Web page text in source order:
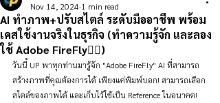
AI ทำภาพ+ปรับสไตล์ ระดับมืออาชีพ พร้อม
เคสใช้งานจริงในธุรกิจ (ทำความรู้จัก และลอง
ใช้ Adobe FireFly👇🏻)
Nov 14, 2024 1 min read
วันนี้ UP พาทุกท่านมารู้จัก "Adobe FireFly" AI ที่สามารถ
สร้างภาพที่คุณต้องการได้ เพียงแค่พิมพ์บอก! สามารถเลือก
สไตล์ของภาพได้ และเก็บไว้ใช้เป็น Reference ในอนาคต!